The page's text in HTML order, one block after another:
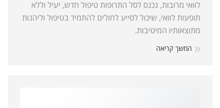
לוואי מרובות, נכנס לסל התרופות טיפול חדש, יעיל וללא
תופעות לוואי, שיכול לסייע לחולים להתמיד בטיפול וליהנות
מתוצאותיו המיטיבות.
המשך קריאה